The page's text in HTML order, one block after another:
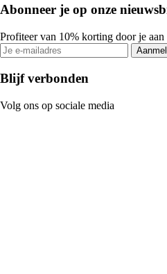
Abonneer je op onze
Profiteer van 10% korting door je
Blijf verbonden
Volg ons op sociale media